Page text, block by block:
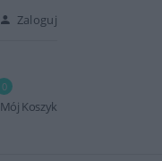
Zaloguj
Mój Koszyk
0